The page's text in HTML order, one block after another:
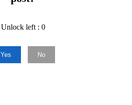
Unlock left : 0
Yes No